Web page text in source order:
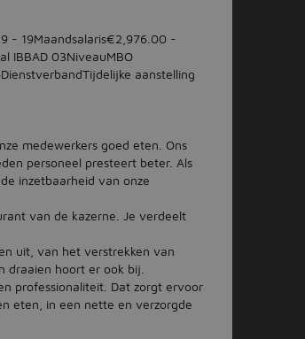
- 19Maandsalaris€2,976.00 -
IBBAD 03NiveauMBO
aanstelling
medewerkers goed eten. Ons
personeel presteert beter. Als
inzetbaarheid van onze
van de kazerne. Je verdeelt
uit, van het verstrekken van
draaien hoort er ook bij.
professionaliteit. Dat zorgt ervoor
eten, in een nette en verzorgde